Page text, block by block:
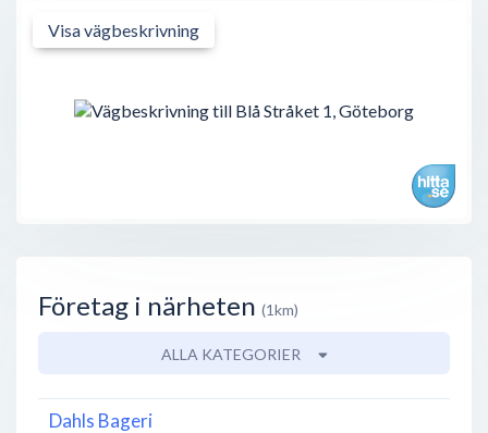
Visa vägbeskrivning
Företag i närheten (1km)
ALLA KATEGORIER
Dahls Bageri